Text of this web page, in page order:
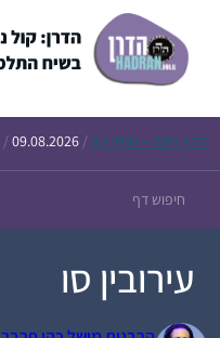
הדף היומי – חולין קא/
09.08.2026
/
עירובין סו